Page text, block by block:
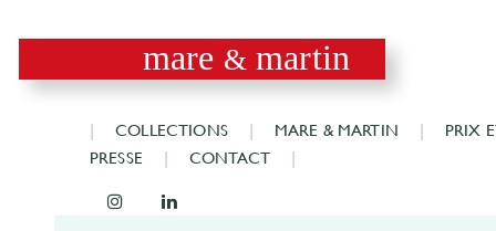
mare & martin
COLLECTIONS MARE & MARTIN
PRIX
PRESSE
CONTACT